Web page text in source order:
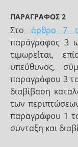
ΠΑΡΑΓΡΑΦΟΣ 2
Στο άρθρο 7
παράγραφος 3
τιμωρείται,
υπεύθυνος,
παραγράφου 3
διαβίβαση
των
παραγράφου 1
σύνταξη και